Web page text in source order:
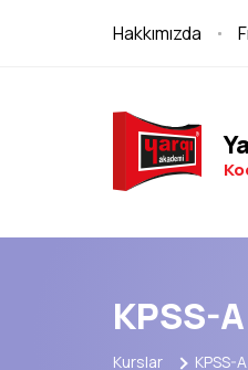
Hakkımızda
KPSS-
Kurslar KPSS-